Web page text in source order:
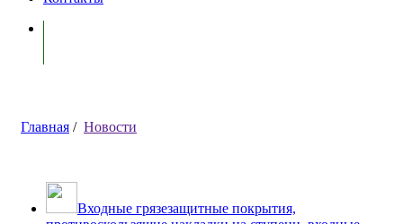
Главная / Новости
Входные грязезащитные покрытия,